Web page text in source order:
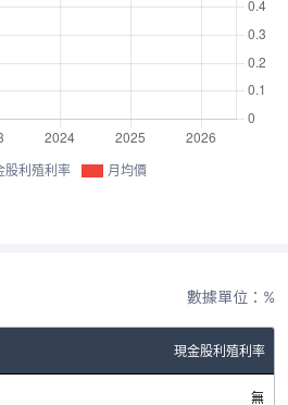
股利殖利率 月均價
數據單位：%
現金股利殖利率
無